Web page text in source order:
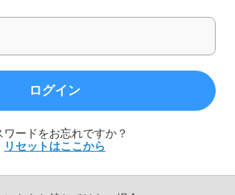
ログイン
ワードをお忘れですか？
リセットはここから